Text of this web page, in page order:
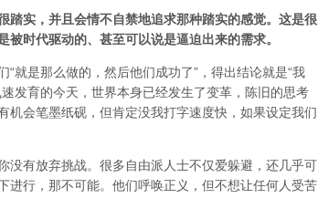
踏实，并且会情不自禁地追求那种踏实的感觉。这是很
时代驱动的、甚至可以说是逼迫出来的需求。
就是那么做的，然后他们成功了”，得出结论就是“我
发育的今天，世界本身已经发生了变革，陈旧的思考
会笔墨纸砚，但肯定没我打字速度快，如果设定我们
没有放弃挑战。很多自由派人士不仅爱躲避，还几乎可
进行，那不可能。他们呼唤正义，但不想让任何人受苦